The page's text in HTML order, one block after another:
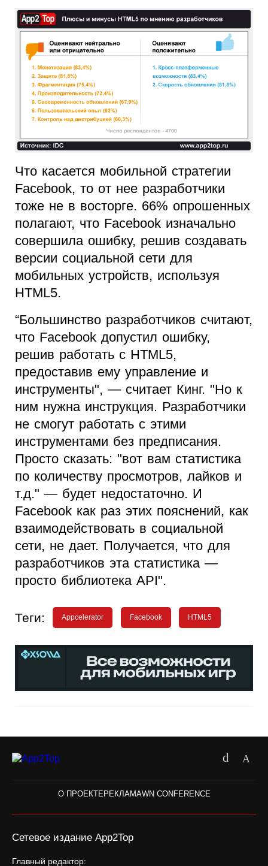
Что касается мобильной стратегии
Facebook, то от нее разработчики
тоже не в восторге. 66% опрошенных
полагают, что Facebook изначально
совершила ошибку, решив создавать
версии социальной сети для
мобильных устройств, используя
HTML5.
“Большинство разработчиков считают,
что Facebook допустил ошибку,
решив работать с HTML5,
предоставив ему управление и
инструменты", — считает Кинг. "Но к
ним нужна инструкция. Разработчики
не смогут работать с этими
инструментами без предписания.
Просто сказать: "вот вам статистика
по количеству просмотров, лайков и
т.д." — будет недостаточно. И
Facebook как раз этих пояснений, как
взаимодействовать в социальной
сети, не дает. Получается, что для
разработчиков эта статистика —
просто библиотека API".
Теги: Appcelerator Facebook HTML5
О ПРОЕКТЕРЕКЛАМАWN CONFERENCE
Сетевое издание App2Top
Главный редактор: